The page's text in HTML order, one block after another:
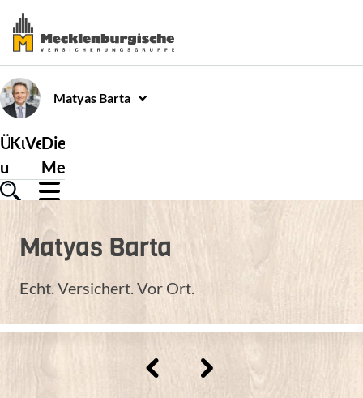
Matyas Barta
Über
uns
Kundenservice
Versicherungen
Die
Mecklenburgische
Matyas Barta
Echt. Versichert. Vor Ort.